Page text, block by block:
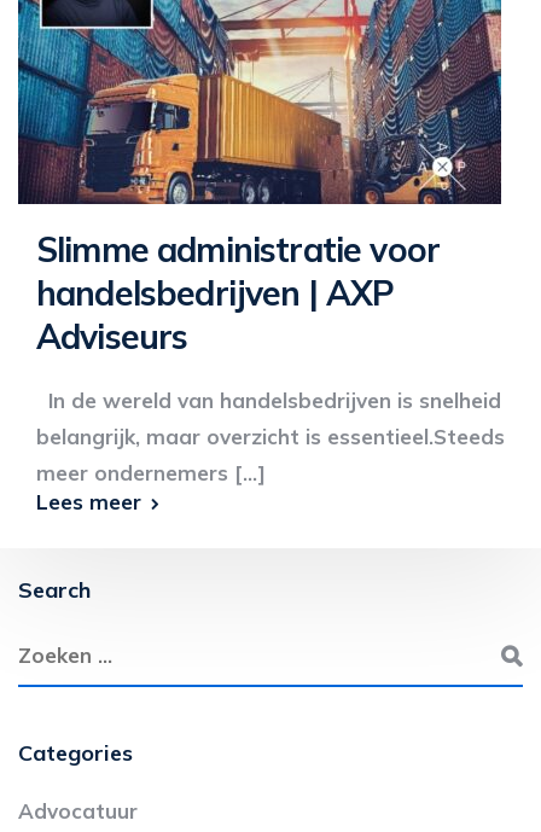
Slimme administratie voor
handelsbedrijven | AXP
Adviseurs
In de wereld van handelsbedrijven is snelheid
belangrijk, maar overzicht is essentieel.Steeds
meer ondernemers [...]
Lees meer
Search
Categories
Advocatuur